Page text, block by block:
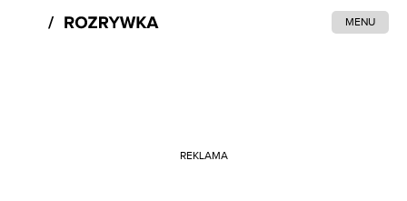
MENU
REKLAMA